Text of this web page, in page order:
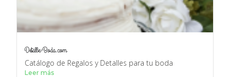
Detalle-Boda.com
Catálogo de Regalos y Detalles para tu boda
Leer más